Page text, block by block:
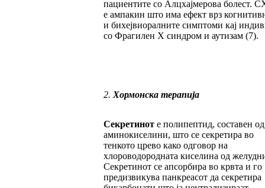
пациентите со Алцхајмерова болест.
е ампакин што има ефект врз
и бихејвиоралните симптоми кај
со Фрагилен X синдром и аутизам (7).
2. Хормонска терапија
Секретиноте полипептид, составен
аминокиселини, што се секретира во
тенкото црево како одговор на
хлороводородната киселина од
Секретинот се апсорбира во крвта и го
предизвикува панкреасот да секретира